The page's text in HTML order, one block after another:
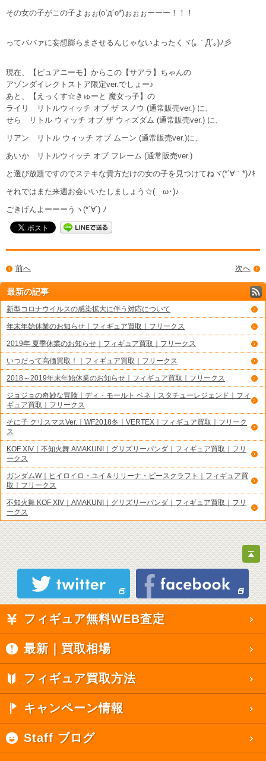
その女の子がこの子よぉぉ(o`д´o*)ぉぉぉーーー！！！
ってババァに妄想膨らまさせるんじゃないよったくヾ(｡｀Д´｡)ﾉ彡
現在、【ピュアニーモ】からこの【サアラ】ちゃんの
アゾンダイレクトストア限定ver.でしょー♪
あと、【えっくす☆きゅーと 魔女っ子】の
ライリ リトルウィッチ オブ ザ スノウ (通常販売ver.) に、
せら リトル ウィッチ オブ ザ ウィズダム (通常販売ver.) に、
リアン リトル ウィッチ オブ ムーン (通常販売ver.)に、
あいか リトルウィッチ オブ フレーム (通常販売ver.)
と選び放題ですのでステキな貴方だけの女の子を見つけてねヾ(*´∀｀*)ﾉｷ
それではまた来週お会いいたしましょう☆(ゝω･)♪
ごきげんよーーーうヽ(*´∀`) ﾉ
次へ
前へ
最新の記事
新型コロナウイルスの感染拡大に伴う対応について
年末年始休業のお知らせ｜フィギュア買取｜フリークス
2019年 夏季休業のお知らせ｜フィギュア買取｜フリークス
いつだって高価買取！｜フィギュア買取｜フリークス
2018～2019年末年始休業のお知らせ｜フィギュア買取｜フリークス
ジョジョの奇妙な冒険｜ディ・モールト ベネ｜スタチューレジェンド｜フィ
ギュア買取｜フリークス
そに子 クリスマスVer.｜WF2018冬｜VERTEX｜フィギュア買取｜フリーク
ス
KOF XIV｜不知火舞 AMAKUNI｜グリズリーパンダ｜フィギュア買取｜フリ
ークス
ガンダムW｜ヒイロイロ・ユイ＆リリーナ・ピースクラフト｜フィギュア買
取｜フリークス
不知火舞 KOF XIV｜AMAKUNI｜グリズリーパンダ｜フィギュア買取｜フリ
ークス
フィギュア無料WEB査定
最新｜買取相場
フィギュア買取方法
キャンペーン情報
Staff ブログ